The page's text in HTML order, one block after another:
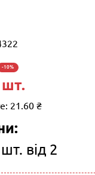
-10%
шт.
21.60 ₴
від 2